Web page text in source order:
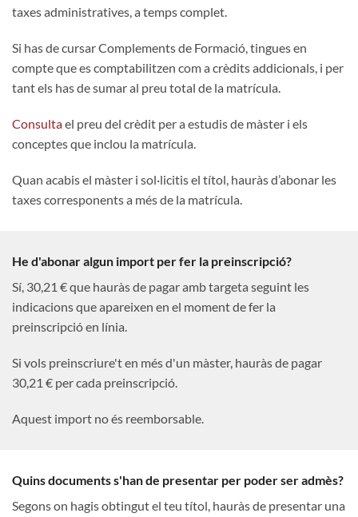
taxes administratives, a temps complet.
Si has de cursar Complements de Formació, tingues en
compte que es comptabilitzen com a crèdits addicionals, i per
tant els has de sumar al preu total de la matrícula.
Consultael preu del crèdit per a estudis de màster i els
conceptes que inclou la matrícula.
Quan acabis el màster i sol·licitis el títol, hauràs d’abonar les
taxes corresponents a més de la matrícula.
He d'abonar algun import per fer la preinscripció?
Sí, 30,21 € que hauràs de pagar amb targeta seguint les
indicacions que apareixen en el moment de fer la
preinscripció en línia.
Si vols preinscriure't en més d'un màster, hauràs de pagar
30,21 € per cada preinscripció.
Aquest import no és reemborsable.
Quins documents s'han de presentar per poder ser admès?
Segons on hagis obtingut el teu títol, hauràs de presentar una